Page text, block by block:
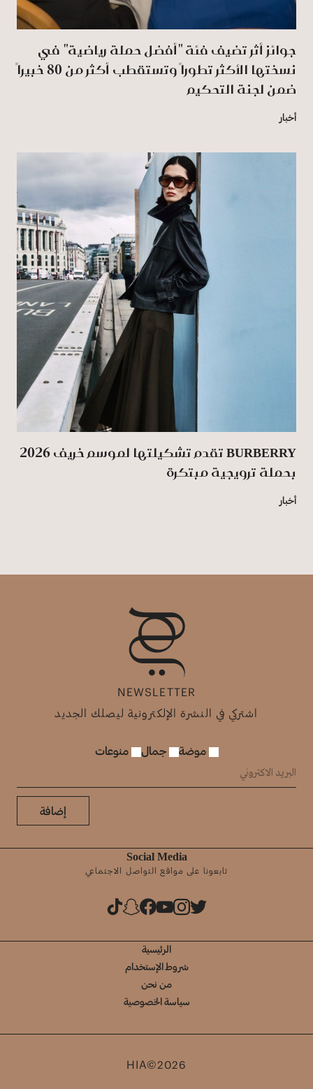
جوائز أثر تضيف فئة "أفضل حملة رياضية" في
نسختها الأكثر تطوراً وتستقطب أكثر من 80 خبيراً
ضمن لجنة التحكيم
أخبار
BURBERRY تقدم تشكيلتها لموسم خريف 2026
بحملة ترويجية مبتكرة
أخبار
NEWSLETTER
اشتركي في النشرة الإلكترونية ليصلك الجديد
موضة جمال منوعات
إضافة
Social Media
تابعونا على مواقع التواصل الاجتماعي
الرئيسية
شروط الإستخدام
من نحن
سياسة الخصوصية
HIA©2026